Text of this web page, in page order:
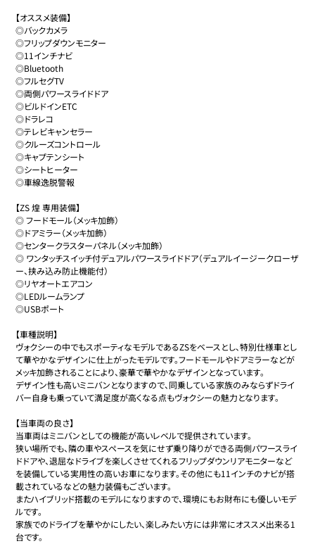
【オススメ装備】
◎バックカメラ
◎フリップダウンモニター
◎11インチナビ
◎Bluetooth
◎フルセグTV
◎両側パワースライドドア
◎ビルドインETC
◎ドラレコ
◎テレビキャンセラー
◎クルーズコントロール
◎キャプテンシート
◎シートヒーター
◎車線逸脱警報
【ZS 煌 専用装備】
◎ フードモール（メッキ加飾）
◎ドアミラー（メッキ加飾）
◎センタークラスターパネル（メッキ加飾）
◎ ワンタッチスイッチ付デュアルパワースライドドア（デュアルイージークローザ
ー、挟み込み防止機能付）
◎リヤオートエアコン
◎LEDルームランプ
◎USBポート
【車種説明】
ヴォクシーの中でもスポーティなモデルであるZSをベースとし、特別仕様車とし
て華やかなデザインに仕上がったモデルです。フードモールやドアミラーなどが
メッキ加飾されることにより、豪華で華やかなデザインとなっています。
デザイン性も高いミニバンとなりますので、同乗している家族のみならずドライ
バー自身も乗っていて満足度が高くなる点もヴォクシーの魅力となります。
【当車両の良さ】
当車両はミニバンとしての機能が高いレベルで提供されています。
狭い場所でも、隣の車やスペースを気にせず乗り降りができる両側パワースライ
ドドアや、退屈なドライブを楽しくさせてくれるフリップダウンリアモニターなど
を装備している実用性の高いお車になります。その他にも11インチのナビが搭
載されているなどの魅力装備もございます。
またハイブリッド搭載のモデルになりますので、環境にもお財布にも優しいモデ
ルです。
家族でのドライブを華やかにしたい、楽しみたい方には非常にオススメ出来る1
台です。